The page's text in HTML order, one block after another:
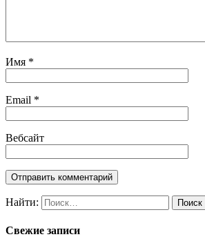
Имя *
Email *
Вебсайт
Найти:
Свежие записи